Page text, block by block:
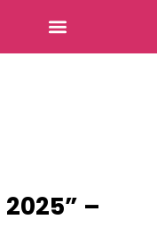
2025” –